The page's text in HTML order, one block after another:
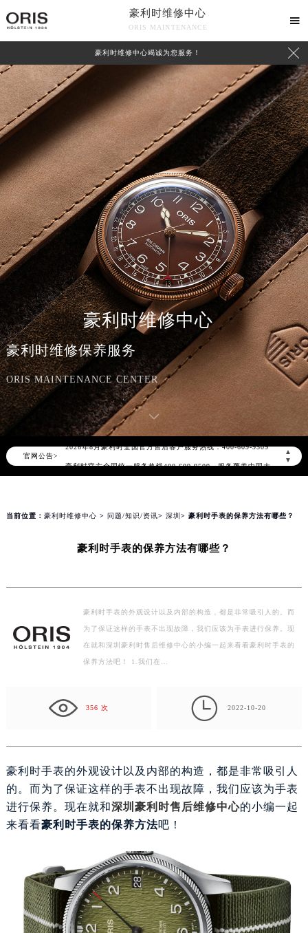
豪利时维修中心
ORIS MAINTENANCE

豪利时维修中心竭诚为您服务！ 
豪利时维修中心
豪利时维修保养服务
ORIS MAINTENANCE CENTER
官网公告>
▲
▼
2026年8月豪利时中国区售后服务网络优化升级公告
2026年8月豪利时全国官方售后客户服务热线：400-609-9509
2026年8月豪利时售后服务中心最新网点地址：
北京市东城区东长安街1号东方广场写字楼W3座6层602室（需提前预约）
常州市新北区龙锦路1590号现代传媒中心写字楼5号楼10层1008室（需提前预约）
徐州市鼓楼区淮海东路29号苏宁广场IFC国际金融中心写字楼35层3508室（需提前预约）
扬州市邗江区国展路29号星耀天地写字楼1号楼18层1803室（需提前预约）
金华市金东区东市南街777号金华万达广场写字楼4号楼22层2209室（需提前预约）
绍兴市越城区胜利东路379号世茂天际中心写字楼8层805室（需提前预约）
嘉兴市南湖区广益路705号嘉兴世界贸易中心写字楼A座13层1304室（需提前预约）
南昌市红谷滩新区红谷中大道998号绿地双子塔（中央广场）A1座办公楼14层07室（需提前预约）
深圳市罗湖区深南东路5001号华润大厦写字楼17层1701室（需提前预约）
惠州市惠城区江北文昌一路7号华贸大厦写字楼1座30层05室（需提前预约）
厦门市思明区湖滨东路95号华润大厦写字楼B座11层1104室（需提前预约）
心介绍 联系我们
当前位置： 豪利时维修中心 > 问题/知识/资讯> 深圳 > 豪利时手表的保养方法有哪些？
豪利时手表的保养方法有哪些？
豪利时手表的外观设计以及内部的构造，都是非常吸引人的。而
为了保证这样的手表不出现故障，我们应该为手表进行保养。现
在就和深圳豪利时售后维修中心的小编一起来看看豪利时手表的
保养方法吧！ 1.我们在…
356 次  2022-10-20
豪利时手表的外观设计以及内部的构造，都是非常吸引人
的。而为了保证这样的手表不出现故障，我们应该为手表
进行保养。现在就和深圳豪利时售后维修中心的小编一起
来看看豪利时手表的保养方法吧！